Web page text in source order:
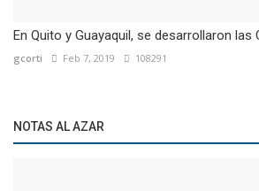
En Quito y Guayaquil, se desarrollaron las
gcorti Feb 7, 2019 108291
NOTAS AL AZAR